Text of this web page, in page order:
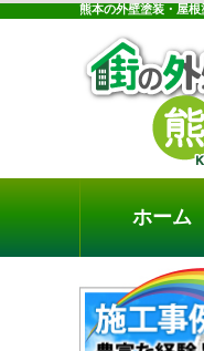
熊本の外壁塗装・屋根
ホーム